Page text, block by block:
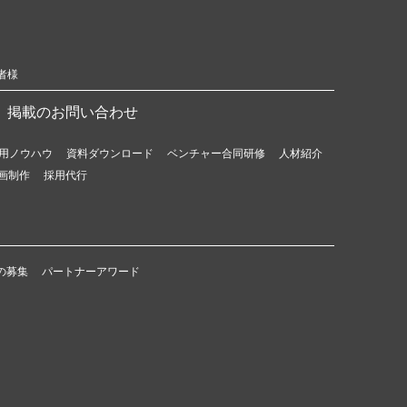
様
掲載のお問い合わせ
ノウハウ 資料ダウンロード ベンチャー合同研修
人材紹介
制作
採用代行
募集 パートナーアワード